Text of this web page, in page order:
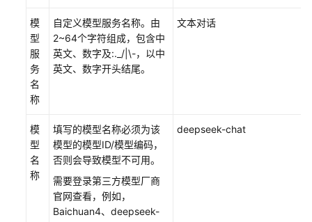
接
入
模
型
模
型
API
口
规
范
模
型
服
务
名
称
自定义模型服务名称。由
2~64个字符组成，包含中
英文、数字及:._/|\-，以中
英文、数字开头结尾。
文本对话
模
型
名
称
填写的模型名称必须为该
模型的模型ID/模型编码，
否则会导致模型不可用。
需要登录第三方模型厂商
官网查看，例如，
Baichuan4、deepseek-
deepseek-chat